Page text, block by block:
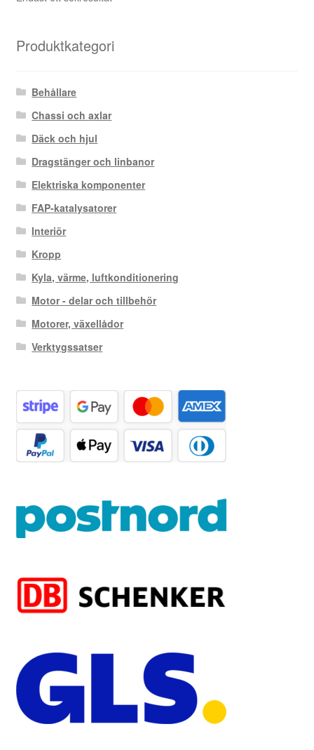
Produktkategori
Behållare
Chassi och axlar
Däck och hjul
Dragstänger och linbanor
Elektriska komponenter
FAP-katalysatorer
Interiör
Kropp
Kyla, värme, luftkonditionering
Motor - delar och tillbehör
Motorer, växellådor
Verktygssatser